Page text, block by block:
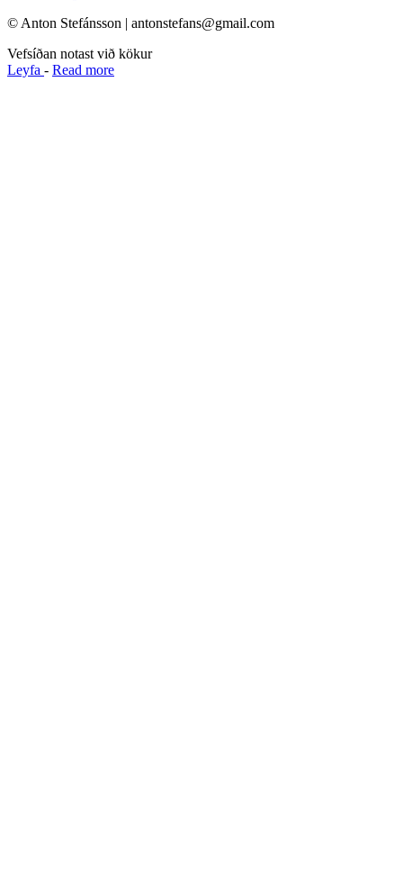
© Anton Stefánsson | antonstefans@gmail.com
Vefsíðan notast við kökur
Leyfa - Read more